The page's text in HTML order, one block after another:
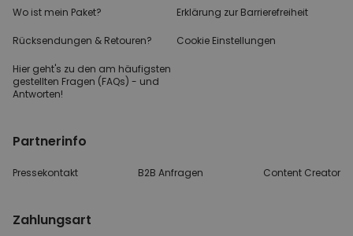
Wo ist mein Paket?
Rücksendungen & Retouren?
Hier geht's zu den am häufigsten
gestellten Fragen (FAQs) - und
Antworten!
Erklärung zur Barrierefreiheit
Cookie Einstellungen
Partnerinfo
Pressekontakt B2B Anfragen Content Creator
Zahlungsart